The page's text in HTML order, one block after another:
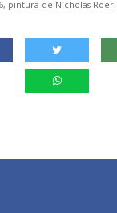
pintura de Nicholas